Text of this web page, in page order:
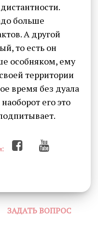
больше
А другой
то есть он
особняком, ему
территории
время без дуала
его это
ЗАДАТЬ ВОПРОС